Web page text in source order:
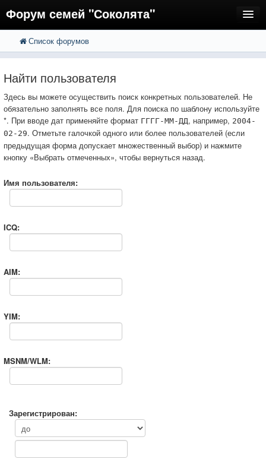
Форум семей "Соколята"
FAQ
Вход
Список форумов
Найти пользователя
Здесь вы можете осуществить поиск конкретных пользователей. Не
обязательно заполнять все поля. Для поиска по шаблону используйте
*. При вводе дат применяйте формат ГГГГ-ММ-ДД, например, 2004-
02-29. Отметьте галочкой одного или более пользователей (если
предыдущая форма допускает множественный выбор) и нажмите
кнопку «Выбрать отмеченных», чтобы вернуться назад.
Имя пользователя:
ICQ:
AIM:
YIM:
MSNM/WLM:
Зарегистрирован: